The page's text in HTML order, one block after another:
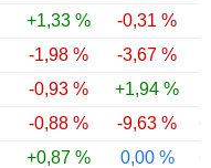
+1,33 % -0,31 %
-1,98 % -3,67 %
-0,93 % +1,94 %
-0,88 % -9,63 %
+0,87 % 0,00 %